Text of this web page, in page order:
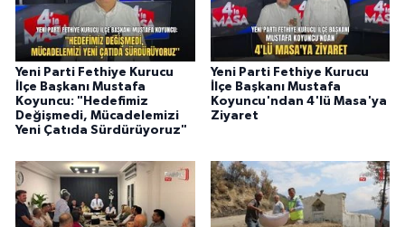
Yeni Parti Fethiye Kurucu
İlçe Başkanı Mustafa
Koyuncu: "Hedefimiz
Değişmedi, Mücadelemizi
Yeni Çatıda Sürdürüyoruz"
Yeni Parti Fethiye Kurucu
İlçe Başkanı Mustafa
Koyuncu'ndan 4'lü Masa'ya
Ziyaret